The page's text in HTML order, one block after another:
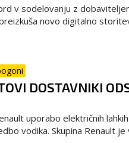
v sodelovanju z
novo digitalno
DOSTAVNIKI
uporabo električnih
vodika. Skupina Renault